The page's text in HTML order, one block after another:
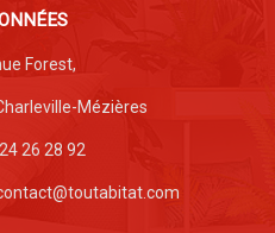
Forest,
Mézières
26 28 92